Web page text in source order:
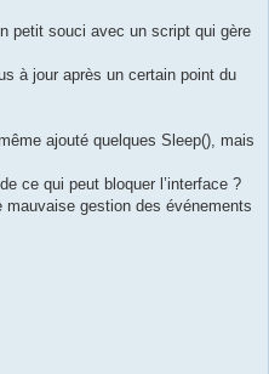
petit souci avec un script qui gère
à jour après un certain point du
ajouté quelques Sleep(), mais
ce qui peut bloquer l’interface ?
mauvaise gestion des événements